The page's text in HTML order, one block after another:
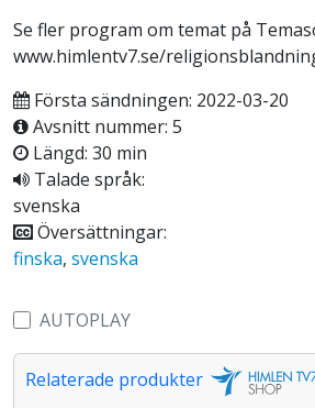
Se fler program om temat på
www.himlentv7.se/
Första sändningen: 2022-03-20
Avsnitt nummer: 5
Längd: 30 min
Talade språk:
svenska
Översättningar:
finska, svenska
AUTOPLAY
Relaterade produkter